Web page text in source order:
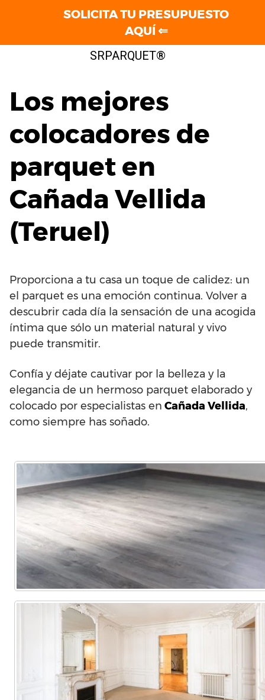
SRPARQUET®
Los mejores
colocadores de
parquet en
Cañada Vellida
(Teruel)
Proporciona a tu casa un toque de calidez: un
el parquet es una emoción continua. Volver a
descubrir cada día la sensación de una acogida
íntima que sólo un material natural y vivo
puede transmitir.
Confía y déjate cautivar por la belleza y la
elegancia de un hermoso parquet elaborado y
colocado por especialistas en Cañada Vellida,
como siempre has soñado.
SOLICITA TU PRESUPUESTO
AQUÍ ⇐